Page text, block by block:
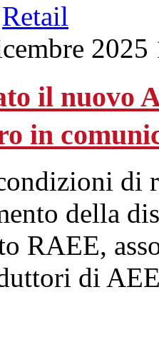
Retail
2025
il nuovo
in
di
della
RAEE,
di